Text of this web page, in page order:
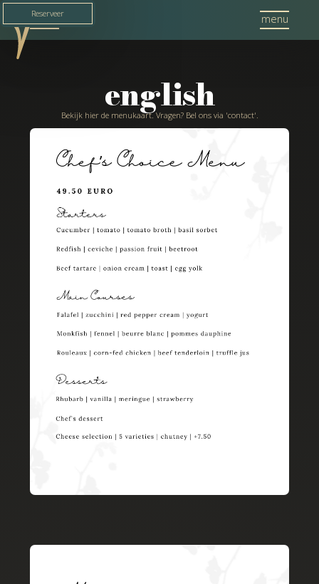
menu menu
Reserveer
english
Bekijk hier de menukaart. Vragen? Bel ons via 'contact'.